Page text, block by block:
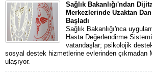
Sağlık Bakanlığı'ndan
Merkezlerinde Uzaktan
Başladı
Sağlık Bakanlığı'nca
Hasta Değerlendirme
vatandaşlar; psikolojik
sosyal destek hizmetlerine evlerinden çıkmadan
ulaşıyor.